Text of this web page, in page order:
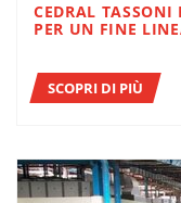
CEDRAL TASSONI E AETNA
PER UN FINE
SCOPRI DI PIÙ